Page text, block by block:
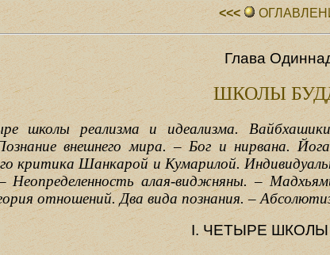
<<<
Глава
ШКОЛЫ
школы реализма и идеализма.
внешнего мира. – Бог и нирвана.
критика Шанкарой и Кумарилой.
Неопределенность алая-виджняны. –
отношений. Два вида познания. –
I. ЧЕТЫРЕ